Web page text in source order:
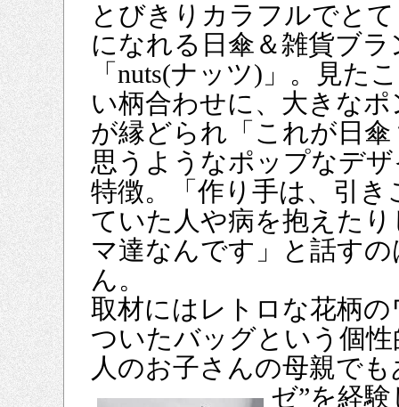
とびきりカラフルでと
になれる日傘＆雑貨ブラ
「nuts(ナッツ)」。見た
い柄合わせに、大きなポ
が縁どられ「これが日傘
思うようなポップなデ
特徴。「作り手は、引き
ていた人や病を抱えた
マ達なんです」と話す
ん。
取材にはレトロな花柄
ついたバッグという個
人のお子さんの母親で
ゼ”を経